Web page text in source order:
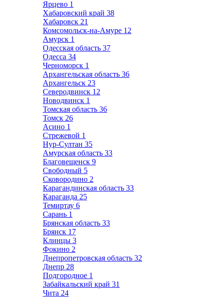
Ярцево 1
Хабаровский край 38
Хабаровск 21
Комсомольск-на-Амуре 12
Амурск 1
Одесская область 37
Одесса 34
Черноморск 1
Архангельская область 36
Архангельск 23
Северодвинск 12
Новодвинск 1
Томская область 36
Томск 26
Асино 1
Стрежевой 1
Нур-Султан 35
Амурская область 33
Благовещенск 9
Свободный 5
Сковородино 2
Карагандинская область 33
Караганда 25
Темиртау 6
Сарань 1
Брянская область 33
Брянск 17
Клинцы 3
Фокино 2
Днепропетровская область 32
Днепр 28
Подгородное 1
Забайкальский край 31
Чита 24